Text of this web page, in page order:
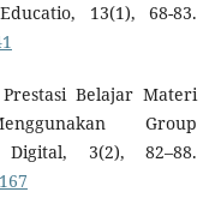
13(1), 68-83.
Belajar Materi
Group
3(2), 82–88.